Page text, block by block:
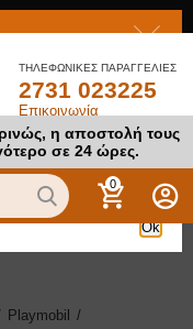
ΤΗΛΕΦΩΝΙΚΕΣ ΠΑΡΑΓΓΕΛΙΕΣ
2731 023225
Επικοινωνία
η αποστολή τους
σε 24 ώρες.
0
Playmobil /
πρόσβαση
Ok